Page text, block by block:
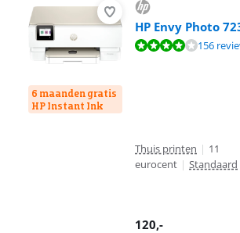
6 maanden gratis
HP Instant Ink
HP Envy Photo
Beoordeling is 8,3 van de 10, gebaseerd op 156
156
Thuis printen | 11
eurocent | Standaard
120,-